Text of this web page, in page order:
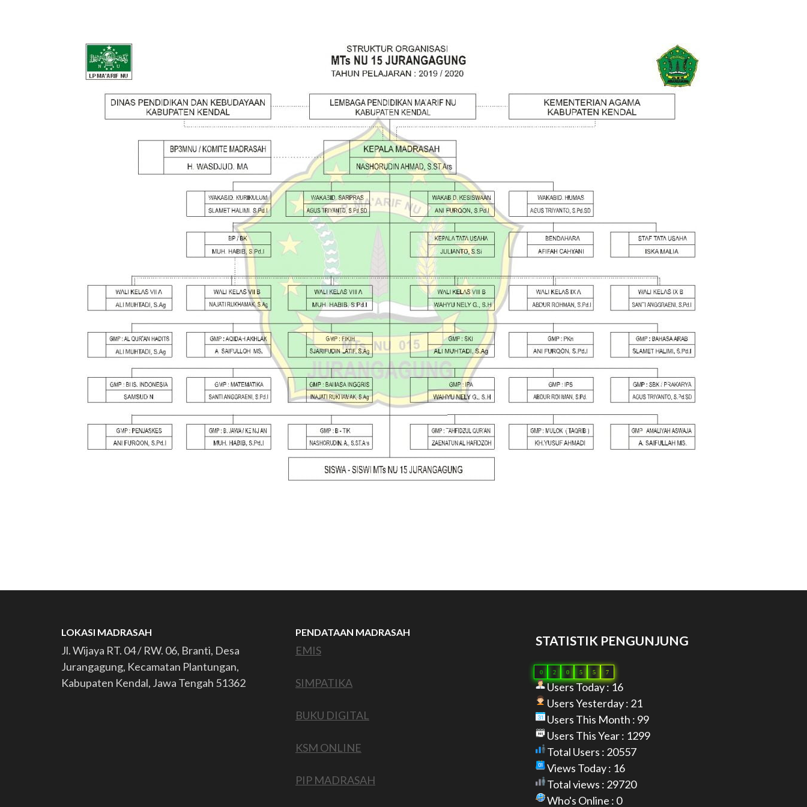
LOKASI MADRASAH
Jl. Wijaya RT. 04 / RW. 06, Branti, Desa
Jurangagung, Kecamatan Plantungan,
Kabupaten Kendal, Jawa Tengah 51362
PENDATAAN MADRASAH
EMIS
SIMPATIKA
BUKU DIGITAL
KSM ONLINE
PIP MADRASAH
STATISTIK PENGUNJUNG
0 2 0 5 5 7
Users Today : 16
Users Yesterday : 21
Users This Month : 99
Users This Year : 1299
Total Users : 20557
Views Today : 16
Total views : 29720
Who's Online : 0